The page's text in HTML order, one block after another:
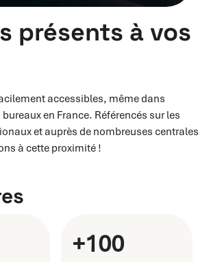
présents à vos
accessibles, même dans
bureaux en France. Référencés sur les
et auprès de nombreuses centrales
à cette proximité !
+100